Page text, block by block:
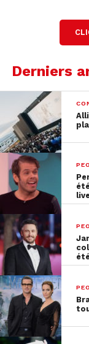
Généré par l'IA.
Derniers